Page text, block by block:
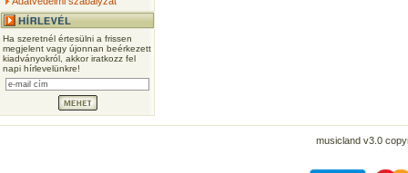
Ha szeretnél értesülni a frissen
megjelent vagy újonnan beérkezett
kiadványokról, akkor iratkozz fel
napi hírlevelünkre!
musicland v3.0